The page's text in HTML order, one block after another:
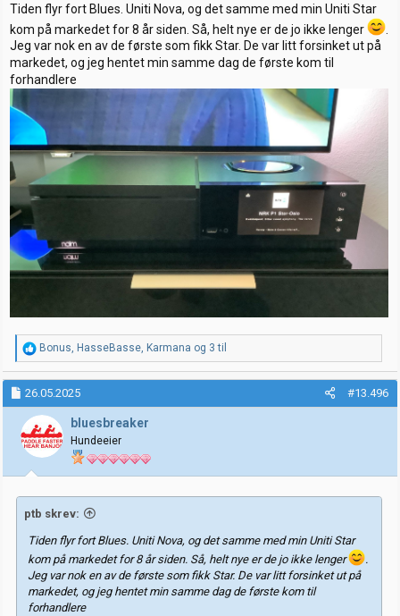
Tiden flyr fort Blues. Uniti Nova, og det samme med min Uniti Star
kom på markedet for 8 år siden. Så, helt nye er de jo ikke lenger
.
Jeg var nok en av de første som fikk Star. De var litt forsinket ut på
markedet, og jeg hentet min samme dag de første kom til
forhandlere
R
e
a
k
j
o
n
e
r
Bonus HasseBasse Karmana og 3 til
26.05.2025 #13.496
bluesbreaker
Hundeeier
ptb skrev:
Tiden flyr fort Blues. Uniti Nova, og det samme med min Uniti Star
kom på markedet for 8 år siden. Så, helt nye er de jo ikke lenger
.
Jeg var nok en av de første som fikk Star. De var litt forsinket ut på
markedet, og jeg hentet min samme dag de første kom til
forhandlere